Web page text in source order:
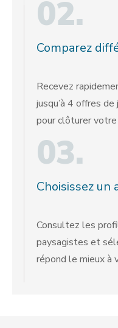
02.
Comparez
Recevez
jusqu’à 4 offres
pour clôturer votre
03.
Choisissez un
Consultez les
paysagistes et
répond le mieux à